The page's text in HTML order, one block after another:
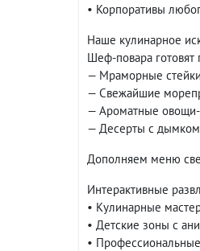
• Корпоративы
Наше кулинарное
Шеф-повара готовят
— Мраморные
— Свежайшие
— Ароматные
— Десерты с
Дополняем меню
Интерактивные
• Кулинарные
• Детские зоны с
•